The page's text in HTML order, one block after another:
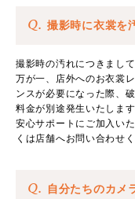
Q. 撮影時に衣裳を
撮影時の汚れにつきまし
万が一、店外へのお衣裳
ンスが必要になった際、
料金が別途発生いたします
安心サポートにご加入い
くは店舗へお問い合わせ
Q. 自分たちのカメ